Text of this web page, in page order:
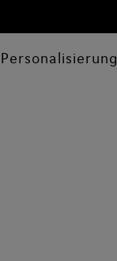
Personalisierung